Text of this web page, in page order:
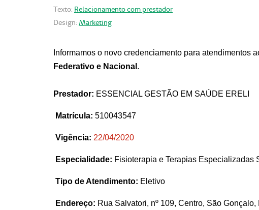
Texto: Relacionamento com prestador
Design: Marketing
Informamos o novo credenciamento para atendimentos
Federativo e Nacional .
Prestador: ESSENCIAL GESTÃO EM SAÚDE ERELI
Matrícula: 510043547
Vigência: 22/04/2020
Especialidade: Fisioterapia e Terapias Especializadas
Tipo de Atendimento: Eletivo
Endereço: Rua Salvatori, nº 109, Centro, São